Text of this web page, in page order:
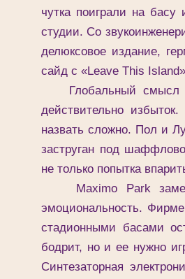
чутка поиграли на
студии. Со
делюксовое издание,
сайд с «Leave This
Глобальный смысл
действительно
назвать сложно. Пол и
заструган под
не только попытка
Maximo Park
эмоциональность.
стадионными басами
бодрит, но и ее нужно
Синтезаторная